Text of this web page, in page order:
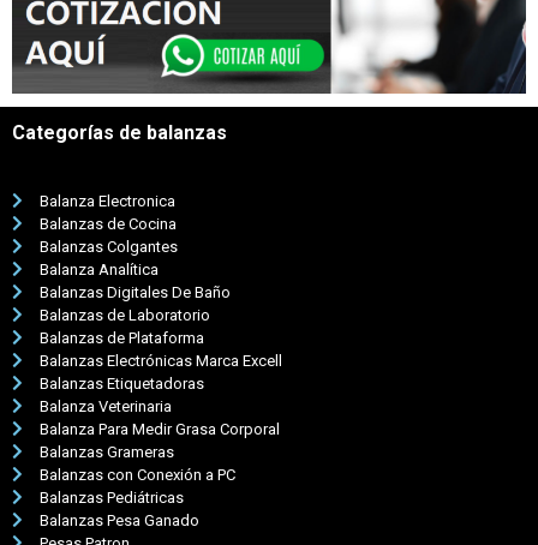
Categorías de balanzas
Balanza Electronica
Balanzas de Cocina
Balanzas Colgantes
Balanza Analítica
Balanzas Digitales De Baño
Balanzas de Laboratorio
Balanzas de Plataforma
Balanzas Electrónicas Marca Excell
Balanzas Etiquetadoras
Balanza Veterinaria
Balanza Para Medir Grasa Corporal
Balanzas Grameras
Balanzas con Conexión a PC
Balanzas Pediátricas
Balanzas Pesa Ganado